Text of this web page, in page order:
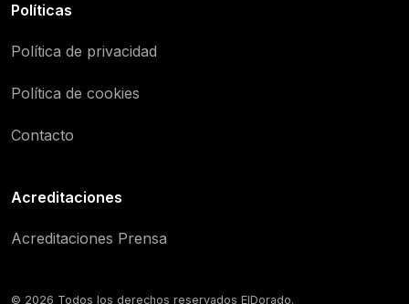
Políticas
Política de privacidad
Política de cookies
Contacto
Acreditaciones
Acreditaciones Prensa
© 2026 Todos los derechos reservados ElDorado.